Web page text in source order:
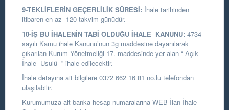
9-TEKLİFLERİN GEÇERLİLİK SÜRESİ: İhale tarihinden
itibaren en az 120 takvim günüdür.
10-İŞ BU İHALENİN TABİ OLDUĞU İHALE KANUNU: 4734
sayılı Kamu ihale Kanunu’nun 3g maddesine dayanılarak
çıkarılan Kurum Yönetmeliği 17. maddesinde yer alan “ Açık
İhale Usulü ” ihale edilecektir.
İhale detayına ait bilgilere 0372 662 16 81 no.lu telefondan
ulaşılabilir.
Kurumumuza ait banka hesap numaralarına WEB İlan İhale